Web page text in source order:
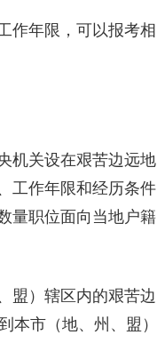
年限，可以报考相
机关设在艰苦边远地
工作年限和经历条件
量职位面向当地户籍
）辖区内的艰苦边
本市（地、州、盟）